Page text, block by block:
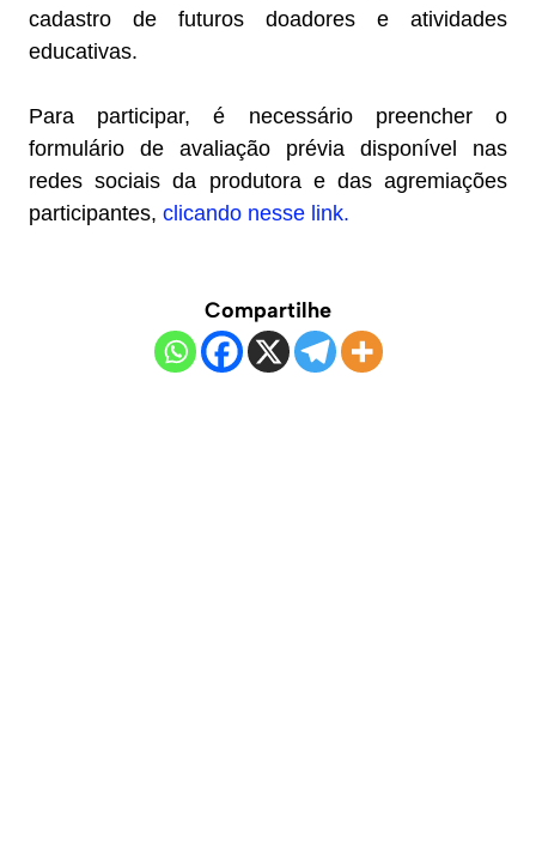
cadastro de futuros doadores e atividades
educativas.
Para participar, é necessário preencher o
formulário de avaliação prévia disponível nas
redes sociais da produtora e das agremiações
participantes, clicando nesse link.
Compartilhe